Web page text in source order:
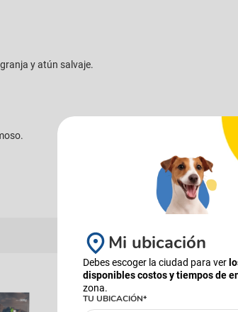
y atún salvaje.
COMBOS
16%
Mi ubicación
Debes escoger la ciudad para ver
disponibles costos y tiempos de
zona.
TU UBICACIÓN*